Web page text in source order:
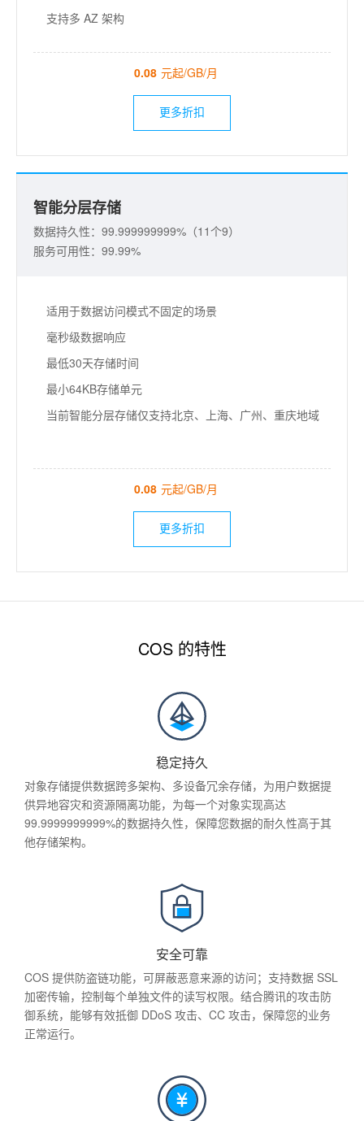
支持多 AZ 架构
0.08 元起/GB/月
更多折扣
智能分层存储
数据持久性：99.999999999%（11个9）
服务可用性：99.99%
适用于数据访问模式不固定的场景
毫秒级数据响应
最低30天存储时间
最小64KB存储单元
当前智能分层存储仅支持北京、上海、广州、重庆地域
0.08 元起/GB/月
更多折扣
COS 的特性
稳定持久
对象存储提供数据跨多架构、多设备冗余存储，为用户数据提
供异地容灾和资源隔离功能，为每一个对象实现高达
99.9999999999%的数据持久性，保障您数据的耐久性高于其
他存储架构。
安全可靠
COS 提供防盗链功能，可屏蔽恶意来源的访问；支持数据 SSL
加密传输，控制每个单独文件的读写权限。结合腾讯的攻击防
御系统，能够有效抵御 DDoS 攻击、CC 攻击，保障您的业务
正常运行。